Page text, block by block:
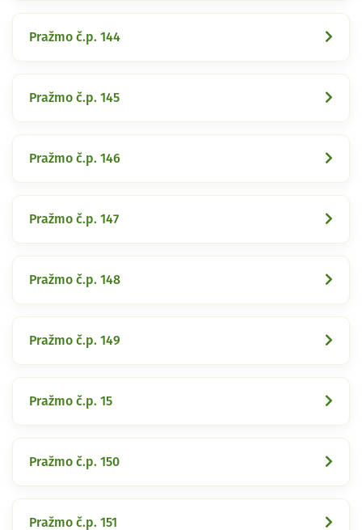
Pražmo č.p. 144
Pražmo č.p. 145
Pražmo č.p. 146
Pražmo č.p. 147
Pražmo č.p. 148
Pražmo č.p. 149
Pražmo č.p. 15
Pražmo č.p. 150
Pražmo č.p. 151